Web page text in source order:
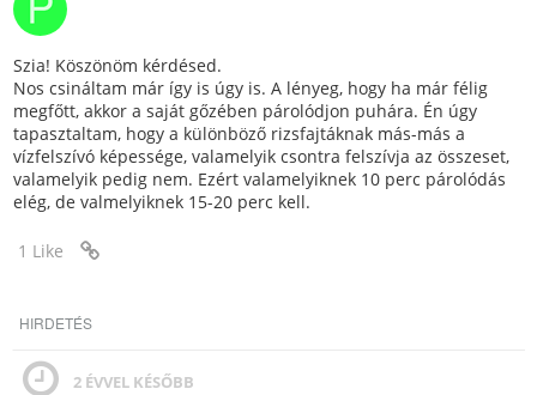
Szia! Köszönöm kérdésed.
Nos csináltam már így is úgy is. A lényeg, hogy ha már félig
megfőtt, akkor a saját gőzében párolódjon puhára. Én úgy
tapasztaltam, hogy a különböző rizsfajtáknak más-más a
vízfelszívó képessége, valamelyik csontra felszívja az összeset,
valamelyik pedig nem. Ezért valamelyiknek 10 perc párolódás
elég, de valmelyiknek 15-20 perc kell.
1 Like
HIRDETÉS
2 ÉVVEL KÉSŐBB